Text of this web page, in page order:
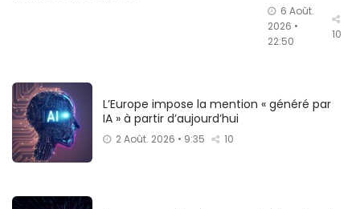
6 Août.
2026 •
22:50
10
L’Europe impose la mention « généré par
IA » à partir d’aujourd’hui
2 Août. 2026 • 9:35 10